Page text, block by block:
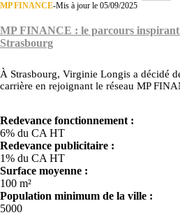
MP FINANCE-Mis à jour le 05/09/2025
MP FINANCE : le parcours
Strasbourg
À Strasbourg, Virginie Longis a décidé
carrière en rejoignant le réseau MP
Redevance fonctionnement :
6% du CA HT
Redevance publicitaire :
1% du CA HT
Surface moyenne :
100 m²
Population minimum de la ville :
5000